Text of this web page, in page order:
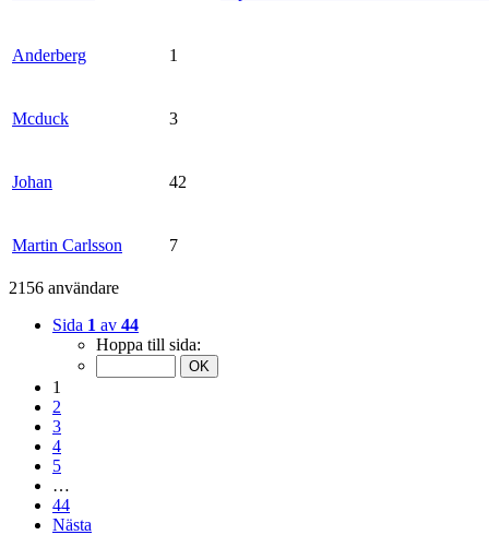
Anderberg 1
Mcduck 3
Johan 42
Martin Carlsson 7
2156 användare
Sida 1 av 44
Hoppa till sida:
1
2
3
4
5
…
44
Nästa